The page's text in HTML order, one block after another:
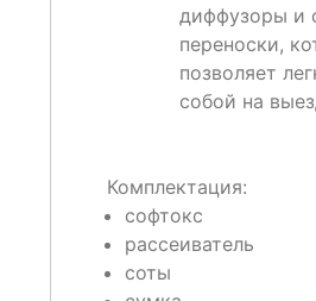
диффузоры и
переноски,
позволяет
собой на
Комплектация:
софтокс
рассеиватель
соты